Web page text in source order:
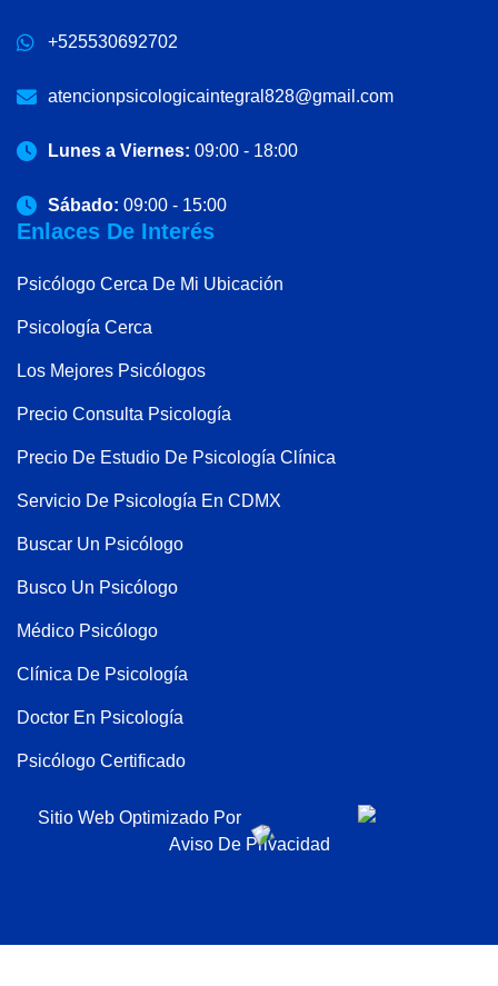
+525530692702
atencionpsicologicaintegral828@gmail.com
Lunes a Viernes: 09:00 - 18:00
Sábado: 09:00 - 15:00
Enlaces De Interés
Psicólogo Cerca De Mi Ubicación
Psicología Cerca
Los Mejores Psicólogos
Precio Consulta Psicología
Precio De Estudio De Psicología Clínica
Servicio De Psicología En CDMX
Buscar Un Psicólogo
Busco Un Psicólogo
Médico Psicólogo
Clínica De Psicología
Doctor En Psicología
Psicólogo Certificado
Costo De Terapia Psicológica
Sitio Web Optimizado Por
Aviso De Privacidad